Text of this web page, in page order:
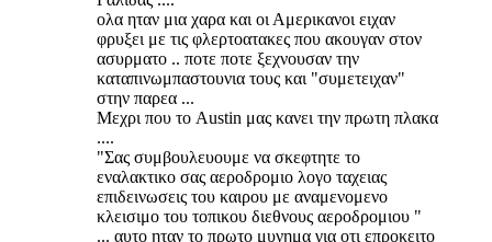
ολα ηταν μια χαρα και οι Αμερικανοι ειχαν
φρυξει με τις φλερτοατακες που ακουγαν στον
ασυρματο .. ποτε ποτε ξεχνουσαν την
καταπινωμπαστουνια τους και "συμετειχαν"
στην παρεα ...
Μεχρι που το Austin μας κανει την πρωτη πλακα
....
"Σας συμβουλευουμε να σκεφτητε το
εναλακτικο σας αεροδρομιο λογο ταχειας
επιδεινωσεις του καιρου με αναμενομενο
κλεισιμο του τοπικου διεθνους αεροδρομιου "
... αυτο ηταν το πρωτο μυνημα για οτι επροκειτο